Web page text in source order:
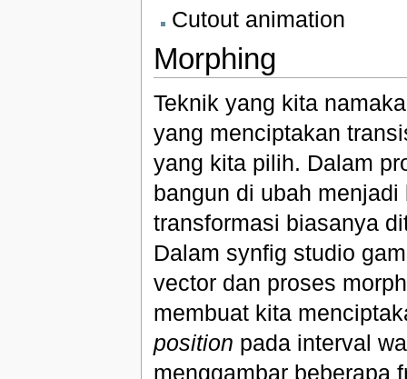
Cutout animation
Morphing
Teknik yang kita
yang menciptakan
yang kita pilih. Dalam
bangun di ubah
transformasi biasanya
Dalam synfig studio
vector dan proses
membuat kita
position pada interval
menggambar beberapa